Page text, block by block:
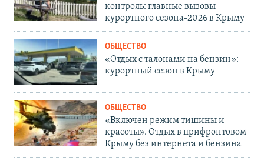
контроль: главные вызовы
курортного сезона-2026 в Крыму
ОБЩЕСТВО
«Отдых с талонами на бензин»:
курортный сезон в Крыму
ОБЩЕСТВО
«Включен режим тишины и
красоты». Отдых в прифронтовом
Крыму без интернета и бензина